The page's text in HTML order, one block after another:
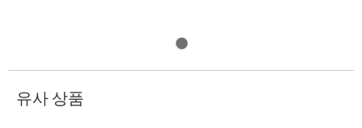
유사 상품